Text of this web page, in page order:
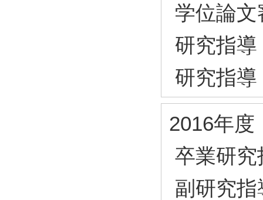
学位論
研究指
研究指
2016年度
卒業研
副研究